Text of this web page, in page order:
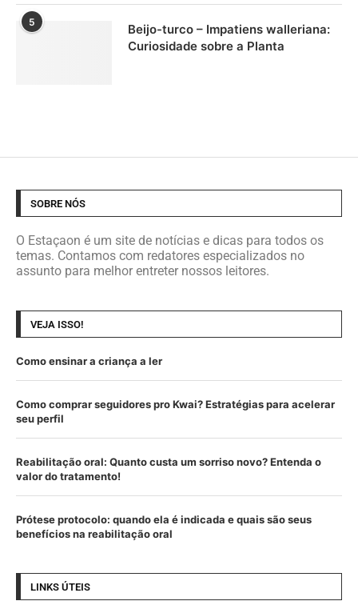
5
Beijo-turco – Impatiens walleriana:
Curiosidade sobre a Planta
SOBRE NÓS
O Estaçaon é um site de notícias e dicas para todos os
temas. Contamos com redatores especializados no
assunto para melhor entreter nossos leitores.
VEJA ISSO!
Como ensinar a criança a ler
Como comprar seguidores pro Kwai? Estratégias para acelerar
seu perfil
Reabilitação oral: Quanto custa um sorriso novo? Entenda o
valor do tratamento!
Prótese protocolo: quando ela é indicada e quais são seus
benefícios na reabilitação oral
LINKS ÚTEIS